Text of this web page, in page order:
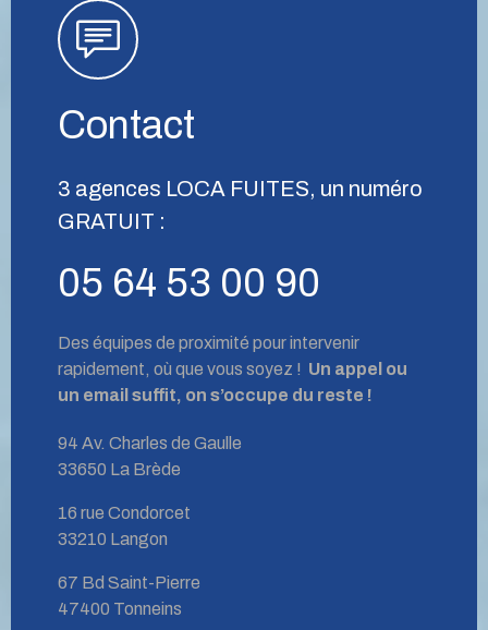
Contact
3 agences LOCA FUITES, un numéro
GRATUIT :
05 64 53 00 90
Des équipes de proximité pour intervenir
rapidement, où que vous soyez ! Un appel ou
un email suffit, on s’occupe du reste !
94 Av. Charles de Gaulle
33650 La Brède
16 rue Condorcet
33210 Langon
67 Bd Saint-Pierre
47400 Tonneins